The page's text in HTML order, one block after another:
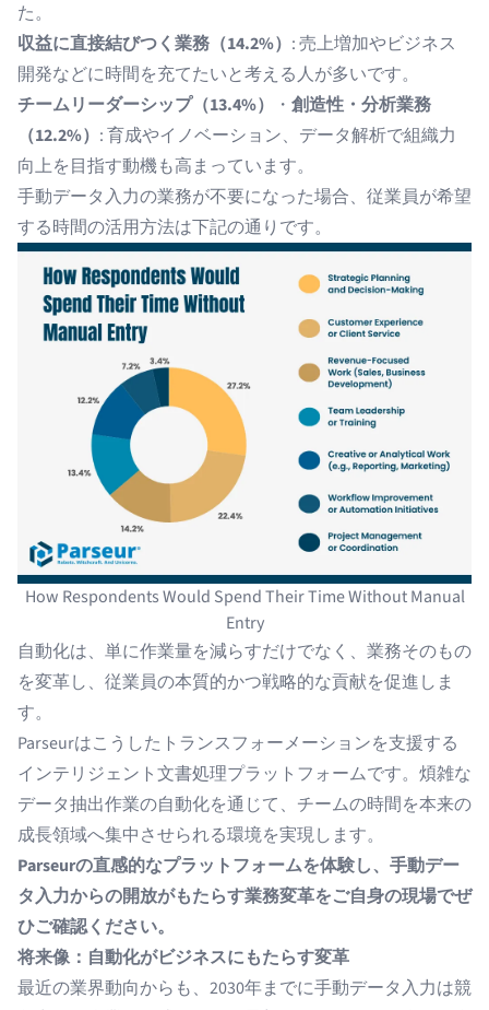
た。
収益に直接結びつく業務（14.2%） : 売上増加やビジネス
開発などに時間を充てたいと考える人が多いです。
チームリーダーシップ（13.4%）
・ 創造性・分析業務
（12.2%） : 育成やイノベーション、データ解析で組織力
向上を目指す動機も高まっています。
手動データ入力の業務が不要になった場合、従業員が希望
する時間の活用方法は下記の通りです。
How Respondents Would Spend Their Time Without Manual
Entry
自動化は、単に作業量を減らすだけでなく、業務そのもの
を変革し、従業員の本質的かつ戦略的な貢献を促進しま
す。
Parseurはこうしたトランスフォーメーションを支援する
インテリジェント文書処理プラットフォームです。煩雑な
データ抽出作業の自動化を通じて、チームの時間を本来の
成長領域へ集中させられる環境を実現します。
Parseurの直感的なプラットフォームを体験し、手動デー
タ入力からの開放がもたらす業務変革をご自身の現場でぜ
ひご確認ください。
将来像：自動化がビジネスにもたらす変革
最近の業界動向からも、2030年までに手動データ入力は競